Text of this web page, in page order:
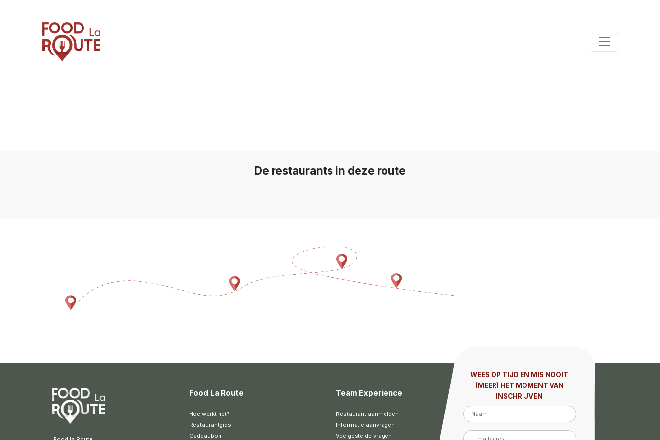
De restaurants in deze route
Food La Route
Hoe werkt het?
Restaurantgids
Cadeaubon
Team Experience
Restaurant aanmelden
Informatie aanvragen
Veelgestelde vragen
WEES OP TIJD EN MIS NOOIT
(MEER) HET MOMENT VAN
INSCHRIJVEN